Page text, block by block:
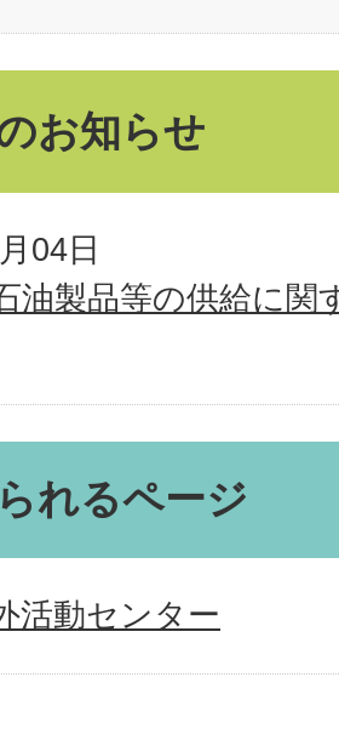
お知らせ
04日
油製品等の供給に関
れるページ
活動センター